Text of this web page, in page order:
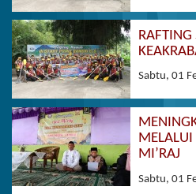
RAFTING
Sabtu, 01
MELALUI
MI’RAJ
Sabtu, 01